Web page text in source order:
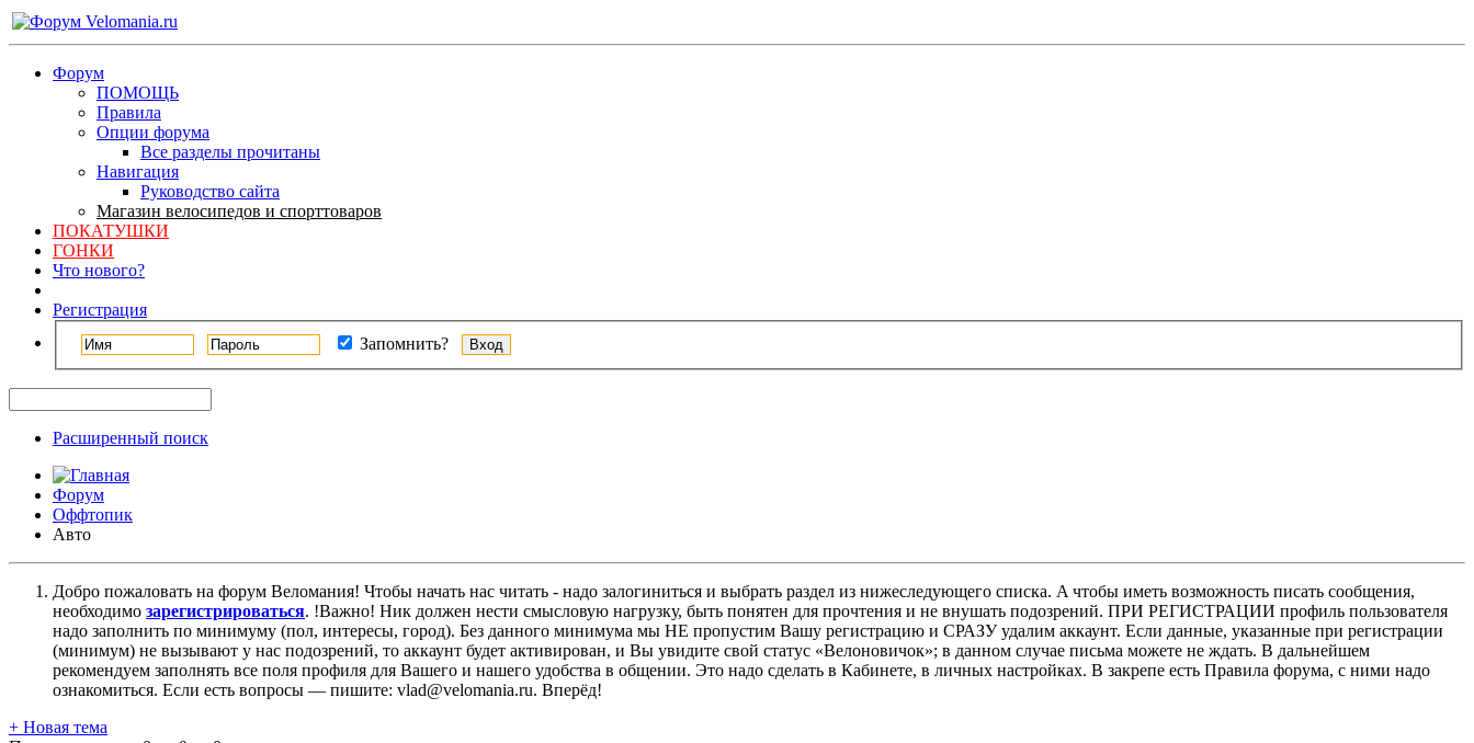
Форум
ПОМОЩЬ
Правила
Опции форума
Все разделы прочитаны
Навигация
Руководство сайта
Магазин велосипедов и спорттоваров
ПОКАТУШКИ
ГОНКИ
Что нового?
Регистрация
Запомнить?
Расширенный поиск
Форум
Оффтопик
Авто
Добро пожаловать на форум Веломания! Чтобы начать нас читать - надо залогиниться и выбрать раздел из нижеследующего списка. A чтобы иметь возможность писать сообщения,
необходимо зарегистрироваться. !Важно! Ник должен нести смысловую нагрузку, быть понятен для прочтения и не внушать подозрений. ПРИ РЕГИСТРАЦИИ профиль пользователя
надо заполнить по минимуму (пол, интересы, город). Без данного минимума мы НЕ пропустим Вашу регистрацию и СРАЗУ удалим аккаунт. Если данные, указанные при регистрации
(минимум) не вызывают у нас подозрений, то аккаунт будет активирован, и Вы увидите свой статус «Велоновичок»; в данном случае письма можете не ждать. В дальнейшем
рекомендуем заполнять все поля профиля для Вашего и нашего удобства в общении. Это надо сделать в Кабинете, в личных настройках. В закрепе есть Правила форума, с ними надо
ознакомиться. Если есть вопросы — пишите: vlad@velomania.ru. Вперёд!
+ Новая тема